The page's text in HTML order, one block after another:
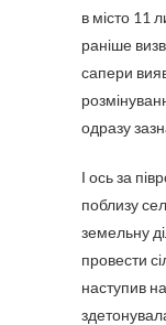
в місто 11
раніше
сапери
одразу
І ось за
поблизу
земельну
провести
наступив